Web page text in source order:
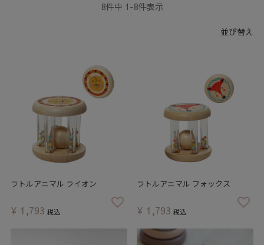
並び替え
8件中 1 -8件表示
ラトルアニマル ライオン
¥ 1,793 税込
ラトルアニマル フォックス
¥ 1,793 税込